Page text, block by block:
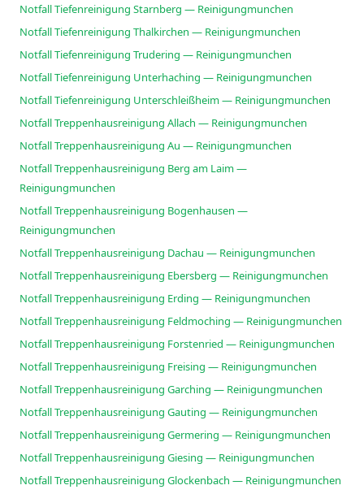
Notfall Tiefenreinigung Starnberg — Reinigungmunchen
Notfall Tiefenreinigung Thalkirchen — Reinigungmunchen
Notfall Tiefenreinigung Trudering — Reinigungmunchen
Notfall Tiefenreinigung Unterhaching — Reinigungmunchen
Notfall Tiefenreinigung Unterschleißheim — Reinigungmunchen
Notfall Treppenhausreinigung Allach — Reinigungmunchen
Notfall Treppenhausreinigung Au — Reinigungmunchen
Notfall Treppenhausreinigung Berg am Laim —
Reinigungmunchen
Notfall Treppenhausreinigung Bogenhausen —
Reinigungmunchen
Notfall Treppenhausreinigung Dachau — Reinigungmunchen
Notfall Treppenhausreinigung Ebersberg — Reinigungmunchen
Notfall Treppenhausreinigung Erding — Reinigungmunchen
Notfall Treppenhausreinigung Feldmoching — Reinigungmunchen
Notfall Treppenhausreinigung Forstenried — Reinigungmunchen
Notfall Treppenhausreinigung Freising — Reinigungmunchen
Notfall Treppenhausreinigung Garching — Reinigungmunchen
Notfall Treppenhausreinigung Gauting — Reinigungmunchen
Notfall Treppenhausreinigung Germering — Reinigungmunchen
Notfall Treppenhausreinigung Giesing — Reinigungmunchen
Notfall Treppenhausreinigung Glockenbach — Reinigungmunchen